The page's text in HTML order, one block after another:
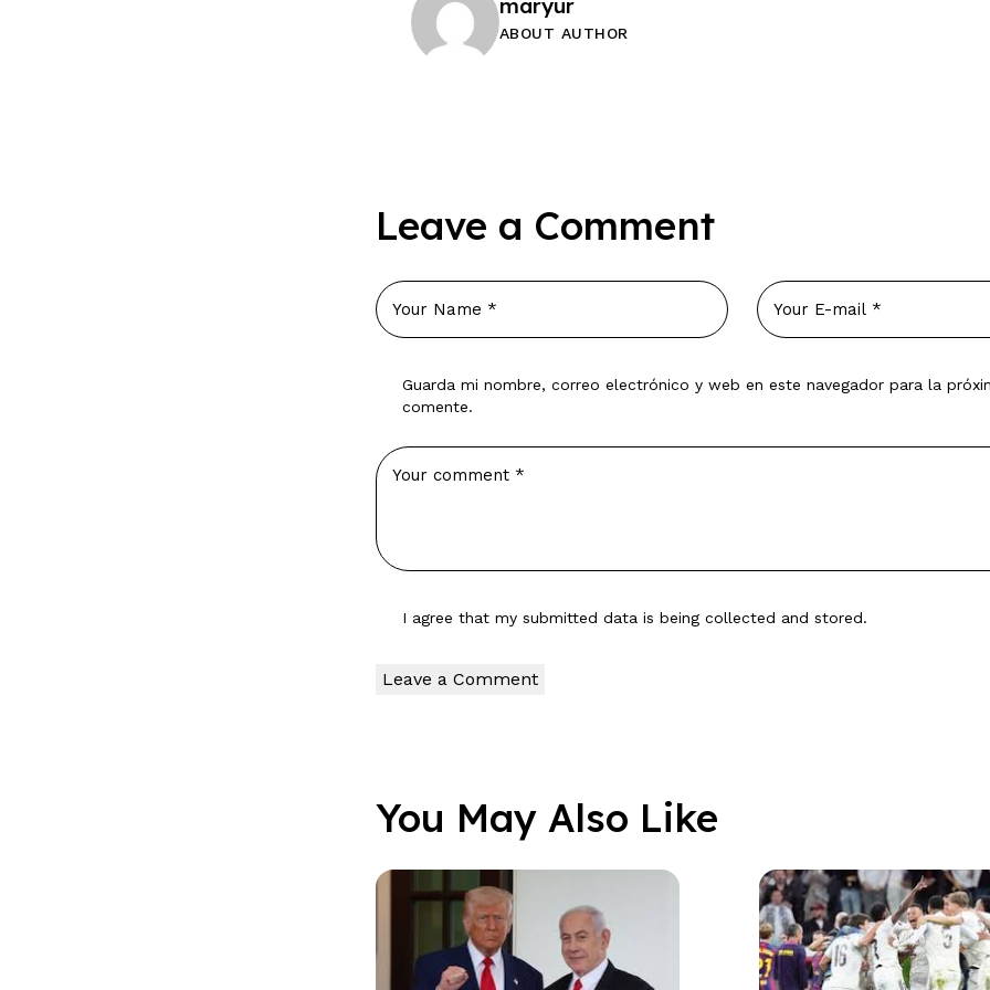
maryur
ABOUT AUTHOR
Leave a Comment
Guarda mi nombre, correo electrónico y web en este navegador para la
comente.
I agree that my submitted data is being collected and stored.
You May Also Like